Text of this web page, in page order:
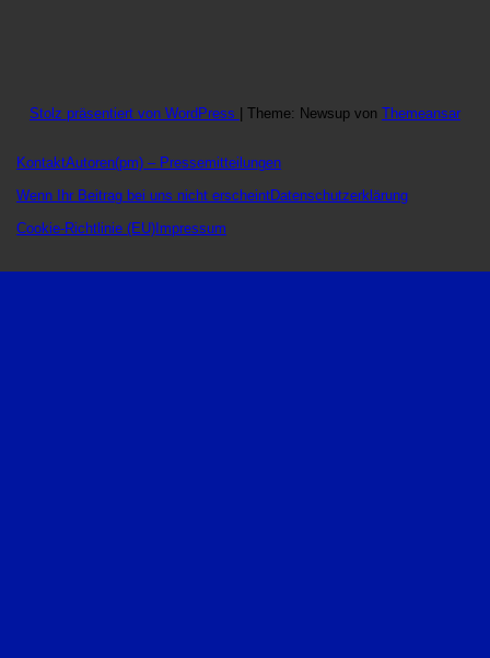
Stolz präsentiert von WordPress Theme: Newsup von Themeansar
KontaktAutoren(pm) – Pressemitteilungen
Wenn Ihr Beitrag bei uns nicht erscheintDatenschutzerklärung
Cookie-Richtlinie (EU) Impressum